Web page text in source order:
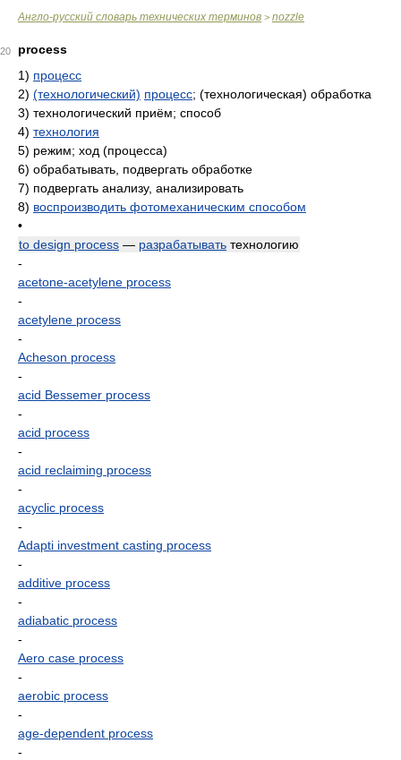
Англо-русский словарь технических терминов > nozzle
20
process
1) процесс
2) (технологический) процесс; (технологическая) обработка
3) технологический приём; способ
4) технология
5) режим; ход (процесса)
6) обрабатывать, подвергать обработке
7) подвергать анализу, анализировать
8) воспроизводить фотомеханическим способом
•
to design process — разрабатывать технологию
-
acetone-acetylene process
-
acetylene process
-
Acheson process
-
acid Bessemer process
-
acid process
-
acid reclaiming process
-
acyclic process
-
Adapti investment casting process
-
additive process
-
adiabatic process
-
Aero case process
-
aerobic process
-
age-dependent process
-